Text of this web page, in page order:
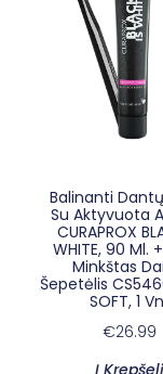
Balinanti
Su Aktyvuota
CURAPROX
WHITE, 90 Ml.
Minkštas
Šepetėlis
SOFT, 1
€26.99
Į Krepšelį
E-